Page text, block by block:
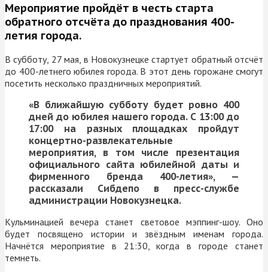
Мероприятие пройдёт в честь старта
обратного отсчёта до празднования 400-
летия города.
В субботу, 27 мая, в Новокузнецке стартует обратный отсчёт
до 400-летнего юбилея города. В этот день горожане смогут
посетить несколько праздничных мероприятий.
«В ближайшую субботу будет ровно 400
дней до юбилея нашего города. С 13:00 до
17:00 на разных площадках пройдут
концертно-развлекательные
мероприятия, в том числе презентация
официального сайта юбилейной даты и
фирменного бренда 400-летия», —
рассказали Сибдепо в пресс-службе
администрации Новокузнецка.
Кульминацией вечера станет световое мэппинг-шоу. Оно
будет посвящено истории и звёздным именам города.
Начнётся мероприятие в 21:30, когда в городе станет
темнеть.